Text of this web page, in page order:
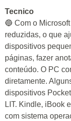
Tecnico
🔵 Com o
reduzidas, o que
dispositivos
páginas, fazer
conteúdo. O PC
diretamente.
dispositivos
LIT. Kindle, iBook
com sistema